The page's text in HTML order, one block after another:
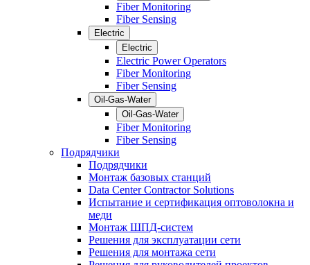
Fiber Monitoring
Fiber Sensing
Electric
Electric
Electric Power Operators
Fiber Monitoring
Fiber Sensing
Oil-Gas-Water
Oil-Gas-Water
Fiber Monitoring
Fiber Sensing
Подрядчики
Подрядчики
Монтаж базовых станций
Data Center Contractor Solutions
Испытание и сертификация оптоволокна и
меди
Монтаж ШПД-систем
Решения для эксплуатации сети
Решения для монтажа сети